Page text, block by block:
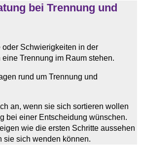
bei Trennung und
Schwierigkeiten in der
Trennung im Raum stehen.
rund um Trennung und
an, wenn sie sich sortieren wollen
bei einer Entscheidung wünschen.
wie die ersten Schritte aussehen
sie sich wenden können.